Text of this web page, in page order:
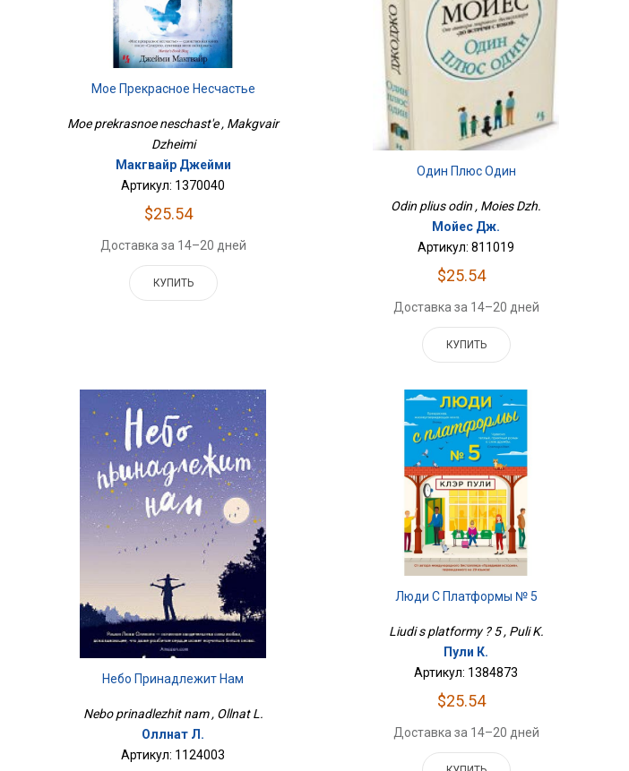
Мое Прекрасное Несчастье
Moe prekrasnoe neschast'e , Makgvair
Dzheimi
Макгвайр Джейми
Артикул: 1370040
$25.54
Доставка за 14–20 дней
КУПИТЬ
Один Плюс Один
Odin plius odin , Moies Dzh.
Мойес Дж.
Артикул: 811019
$25.54
Доставка за 14–20 дней
КУПИТЬ
Небо Принадлежит Нам
Nebo prinadlezhit nam , Ollnat L.
Оллнат Л.
Артикул: 1124003
Люди С Платформы № 5
Liudi s platformy ? 5 , Puli K.
Пули К.
Артикул: 1384873
$25.54
Доставка за 14–20 дней